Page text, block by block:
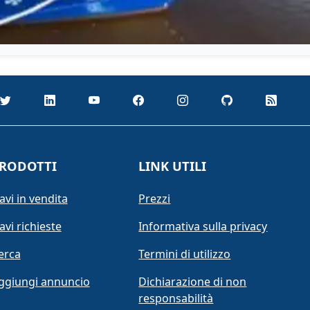
in vendita
richieste
annuncio
LINK UTILI
Prezzi
Informativa sulla privacy
Termini di utilizzo
Dichiarazione di non
responsabilità